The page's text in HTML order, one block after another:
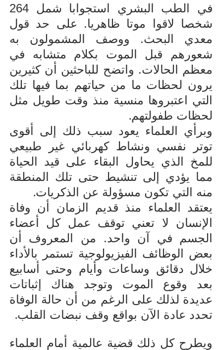
في الطب البشري استجوابا شمل 264
شخصا لاقوا موتا ظاهريا. على حد قول
معدي البحث. ووصف المشمولون به
شعورهم قبل الموت بكلام متشابه في
معظم الحالات. واتضح للباحثين أن كثيرين
يرون لحظات ما من حياتهم بما فيها تلك
التي اعتبروها منسية منذ وقت طويل مثل
لحظات طفولتهم.
وبرأي العلماء يعود سبب ذلك إلى أقوى
توتر نفسي ونشاط كهربائي غير طبيعي
للمخ الذي يحاول البقاء على قيد الحياة
مما يؤدي إلى تنشيط حتى تلك المنطقة
منه التي تكون مسؤولة عن الذكريات.
يعتقد العلماء منذ قديم الزمان أن وفاة
الإنسان لا تعني توقف عمل كل أعضاء
الجسم في آن واحد. من المعروف أن
بعض الوظائف الفيزيولوجية تستمر بالأداء
خلال دقائق وساعات وأيام وحتى أسابيع
بعد وقوع الموت وتوجد هناك إثباتات
عديدة لذلك على الرغم من أن حالة الوفاة
تحدد عادة الآن بواقع وقف نبضات القلب.
ويطرح كل ذلك قضية عالمية أمام العلماء